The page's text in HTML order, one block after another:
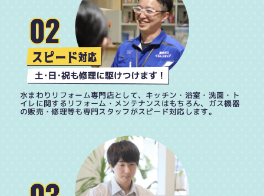
水まわりリフォーム専門店として、キッチン・浴室・洗面・ト
イレに関するリフォーム・メンテナンスはもちろん、ガス機器
の販売・修理等も専門スタッフがスピード対応します。